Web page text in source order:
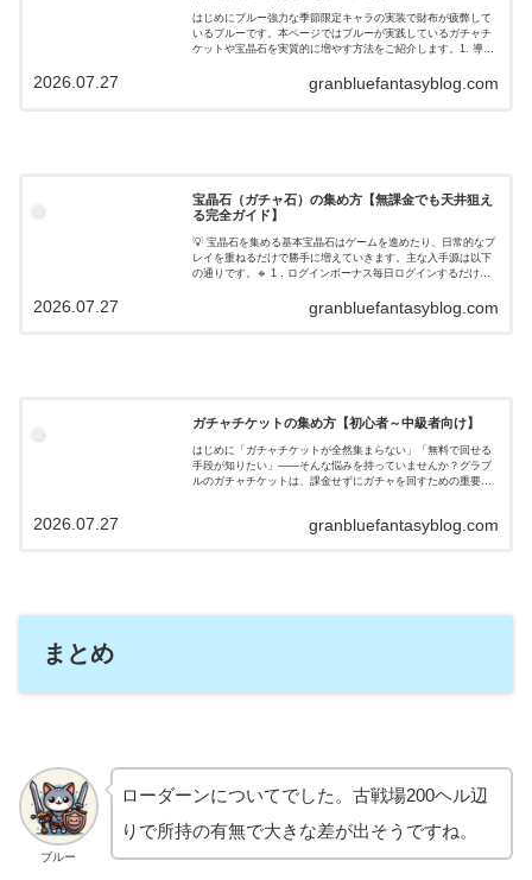
はじめにブルー強力な季節限定キャラの実装で財布が疲弊して
いるブルーです。本ページではブルーが実践しているガチャチ
ケットや宝晶石を実質的に増やす方法をご紹介します。1. 導
granbluefantasyblog.com
2026.07.27
宝晶石（ガチャ石）の集め方【無課金でも天井狙え
る完全ガイド】
💡 宝晶石を集める基本宝晶石はゲームを進めたり、日常的なプ
レイを重ねるだけで勝手に増えていきます。主な入手源は以下
の通りです。🔹 1．ログインボーナス毎日ログインするだけで
granbluefantasyblog.com
2026.07.27
ガチャチケットの集め方【初心者～中級者向け】
はじめに「ガチャチケットが全然集まらない」「無料で回せる
手段が知りたい」——そんな悩みを持っていませんか？グラブ
ルのガチャチケットは、課金せずにガチャを回すための重要ア
granbluefantasyblog.com
2026.07.27
まとめ
ブルー
ローダーンについてでした。古戦場200ヘル辺
りで所持の有無で大きな差が出そうですね。